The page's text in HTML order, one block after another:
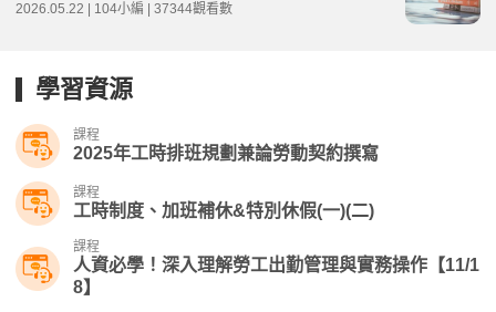
2026.05.22 | 104小編 | 37344觀看數
學習資源
課程
2025年工時排班規劃兼論勞動契約撰寫
課程
工時制度、加班補休&特別休假(一)(二)
課程
人資必學！深入理解勞工出勤管理與實務操作【11/1
8】